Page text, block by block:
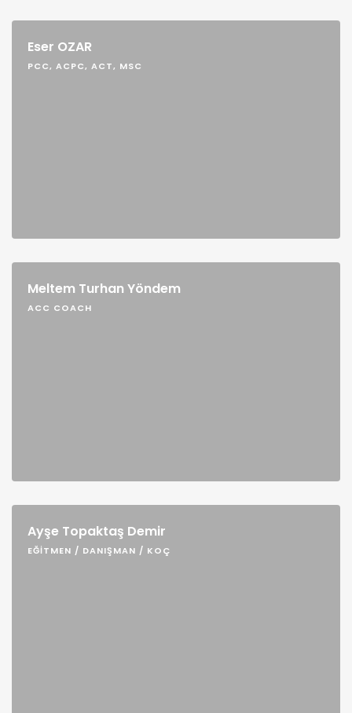
Eser OZAR
PCC, ACPC, ACT, MSC
Meltem Turhan Yöndem
ACC COACH
Ayşe Topaktaş Demir
EĞITMEN / DANIŞMAN / KOÇ